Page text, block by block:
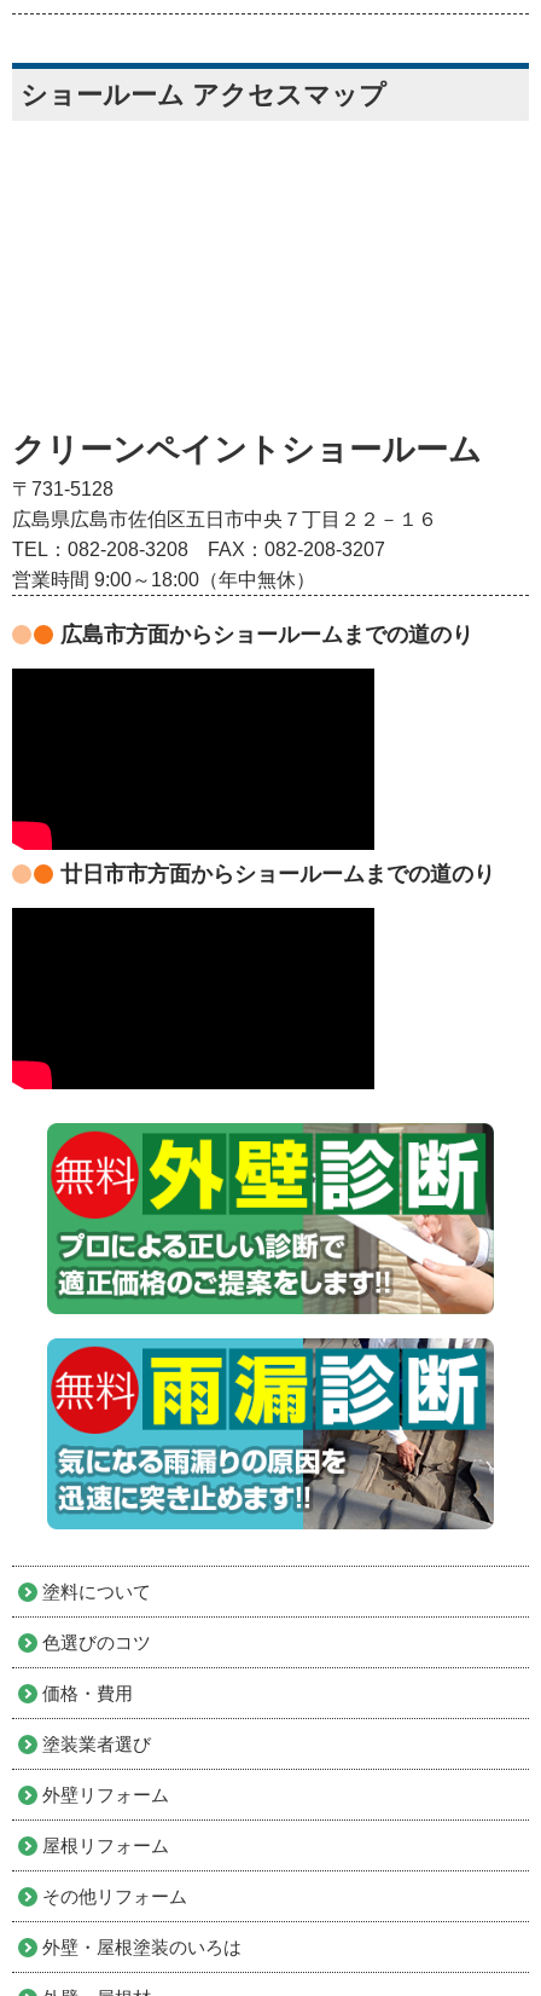
ショールーム アクセスマップ
クリーンペイントショールーム
〒731-5128
広島県広島市佐伯区五日市中央７丁目２２－１６
TEL：082‐208‐3208
FAX：082-208-3207
営業時間 9:00～18:00（年中無休）
広島市方面からショールームまでの道のり
廿日市市方面からショールームまでの道のり
塗料について
色選びのコツ
価格・費用
塗装業者選び
外壁リフォーム
屋根リフォーム
その他リフォーム
外壁・屋根塗装のいろは